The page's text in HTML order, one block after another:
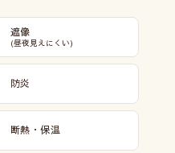
遮像
(昼夜見えにくい)
防炎
断熱・保温